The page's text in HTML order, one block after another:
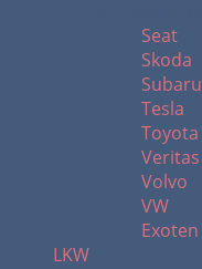
Seat
Skoda
Subaru
Tesla
Toyota
Veritas
Volvo
VW
Exoten
LKW